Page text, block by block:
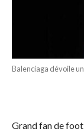
Balenciaga dévoile
Grand fan de